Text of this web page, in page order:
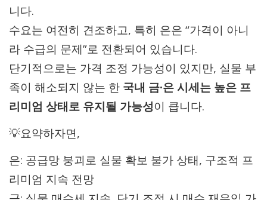
니다.
수요는 여전히 견조하고, 특히 은은 “가격이 아니
라 수급의 문제”로 전환되어 있습니다.
단기적으로는 가격 조정 가능성이 있지만, 실물 부
족이 해소되지 않는 한 국내 금·은 시세는 높은 프
리미엄 상태로 유지될 가능성이 큽니다.
💡요약하자면,
은: 공급망 붕괴로 실물 확보 불가 상태, 구조적 프
리미엄 지속 전망